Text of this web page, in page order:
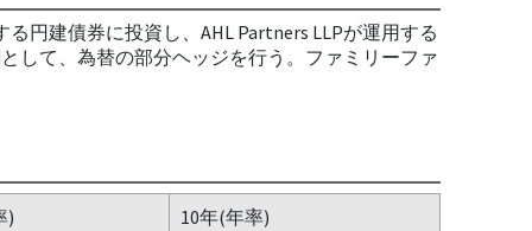
円建債券に投資し、AHL Partners LLPが運用する
して、為替の部分ヘッジを行う。ファミリーファ
)
10年(年率)